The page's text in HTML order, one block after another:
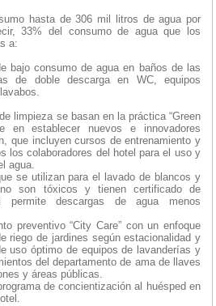
hasta de 306 mil litros de agua por
33% del consumo de agua que los
a:
bajo consumo de agua en baños de las
de doble descarga en WC, equipos
limpieza se basan en la práctica “Green
en establecer nuevos e innovadores
que incluyen cursos de entrenamiento y
los colaboradores del hotel para el uso y
agua.
se utilizan para el lavado de blancos y
no son tóxicos y tienen certificado de
permite descargas de agua menos
preventivo “City Care” con un enfoque
riego de jardines según estacionalidad y
uso óptimo de equipos de lavanderías y
del departamento de ama de llaves
y áreas públicas.
de concientización al huésped en